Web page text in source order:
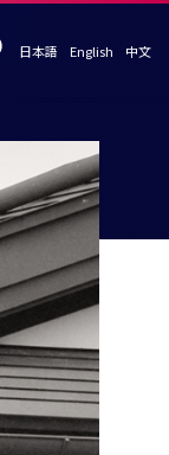
日本語 English 中文